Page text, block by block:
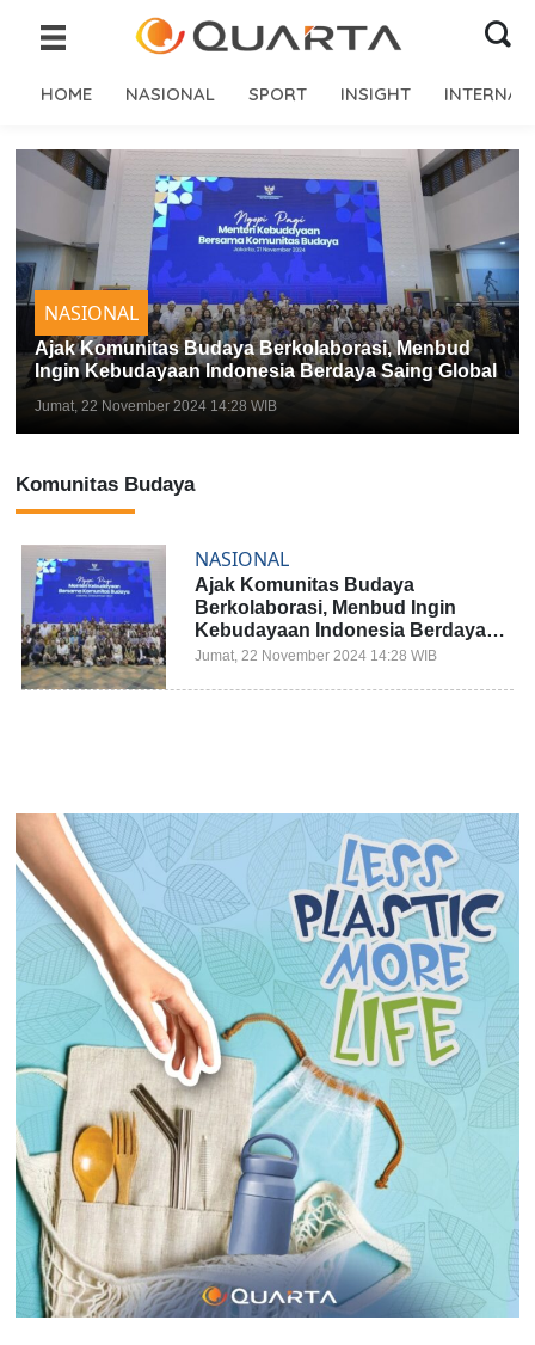
HOME NASIONAL SPORT INSIGHT
NASIONAL
Ajak Komunitas Budaya Berkolaborasi, Menbud
Ingin Kebudayaan Indonesia Berdaya Saing Global
Jumat, 22 November 2024 14:28 WIB
Komunitas Budaya
NASIONAL
Ajak Komunitas Budaya
Berkolaborasi, Menbud Ingin
Kebudayaan Indonesia Berdaya
Saing Global
Jumat, 22 November 2024 14:28 WIB